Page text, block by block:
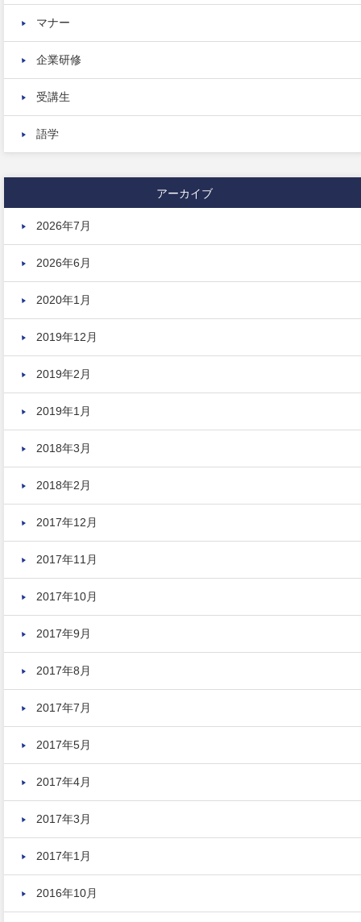
マナー
企業研修
受講生
語学
アーカイブ
2026年7月
2026年6月
2020年1月
2019年12月
2019年2月
2019年1月
2018年3月
2018年2月
2017年12月
2017年11月
2017年10月
2017年9月
2017年8月
2017年7月
2017年5月
2017年4月
2017年3月
2017年1月
2016年10月